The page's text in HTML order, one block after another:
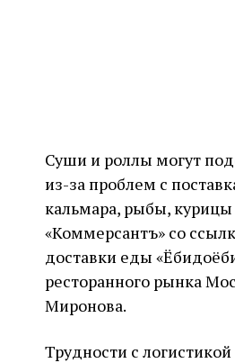
Суши и роллы могут
из-за проблем с
кальмара, рыбы, курицы
«Коммерсантъ» со
доставки еды
ресторанного рынка
Миронова.
Трудности с